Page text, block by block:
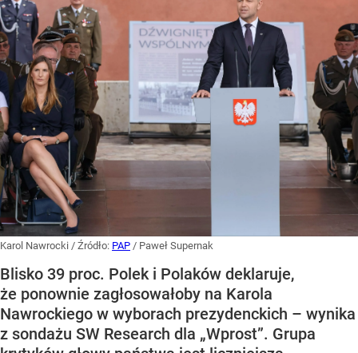
Karol Nawrocki / Źródło: PAP / Paweł Supernak
Blisko 39 proc. Polek i Polaków deklaruje,
że ponownie zagłosowałoby na Karola
Nawrockiego w wyborach prezydenckich – wynika
z sondażu SW Research dla „Wprost”. Grupa